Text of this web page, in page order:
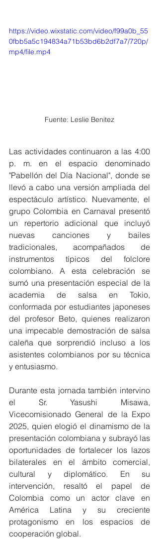
https://video.wixstatic.com/video/f99a0b_55
0fbb5a5c194834a71b53bd6b2df7a7/720p/
mp4/file.mp4
Fuente: Leslie Benitez
Las actividades continuaron a las 4:00
p. m. en el espacio denominado
"Pabellón del Día Nacional", donde se
llevó a cabo una versión ampliada del
espectáculo artístico. Nuevamente, el
grupo Colombia en Carnaval presentó
un repertorio adicional que incluyó
nuevas canciones y bailes
tradicionales, acompañados de
instrumentos típicos del folclore
colombiano. A esta celebración se
sumó una presentación especial de la
academia de salsa en Tokio,
conformada por estudiantes japoneses
del profesor Beto, quienes realizaron
una impecable demostración de salsa
caleña que sorprendió incluso a los
asistentes colombianos por su técnica
y entusiasmo.
Durante esta jornada también intervino
el Sr. Yasushi Misawa,
Vicecomisionado General de la Expo
2025, quien elogió el dinamismo de la
presentación colombiana y subrayó las
oportunidades de fortalecer los lazos
bilaterales en el ámbito comercial,
cultural y diplomático. En su
intervención, resaltó el papel de
Colombia como un actor clave en
América Latina y su creciente
protagonismo en los espacios de
cooperación global.